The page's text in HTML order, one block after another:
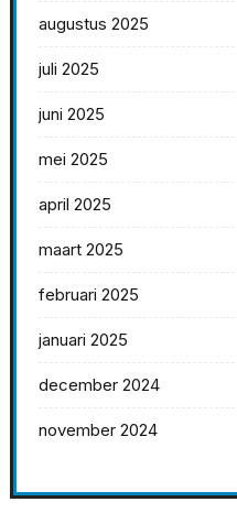
augustus 2025
juli 2025
juni 2025
mei 2025
april 2025
maart 2025
februari 2025
januari 2025
december 2024
november 2024